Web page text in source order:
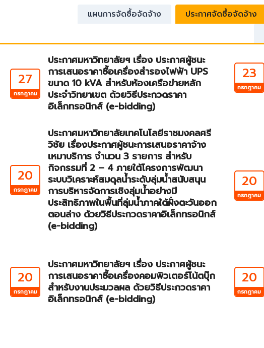
แผนการจัดซื้อจัดจ้าง ประกาศจัดซื้อจัดจ้าง
27
กรกฎาคม
ประกาศมหาวิทยาลัยฯ เรื่อง ประกาศผู้ชนะ
การเสนอราคาซื้อเครื่องสำรองไฟฟ้า UPS
ขนาด 10 kVA สำหรับห้องเครือข่ายหลัก
ประจำวิทยาเขต ด้วยวิธีประกวดราคา
อิเล็กทรอนิกส์ (e-bidding)
23
กรกฎาคม
20
กรกฎาคม
ประกาศมหาวิทยาลัยเทคโนโลยีราชมงคลศรี
วิชัย เรื่องประกาศผู้ชนะการเสนอราคาจ้าง
เหมาบริการ จำนวน 3 รายการ สำหรับ
กิจกรรมที่ 2 – 4 ภายใต้โครงการพัฒนา
ระบบวิเคราะห์สมดุลน้ำระดับลุ่มน้ำสนับสนุน
การบริหารจัดการเชิงลุ่มน้ำอย่างมี
ประสิทธิภาพในพื้นที่ลุ่มน้ำภาคใต้ฝั่งตะวันออก
ตอนล่าง ด้วยวิธีประกวดราคาอิเล็กทรอนิกส์
(e-bidding)
20
กรกฎาคม
20
กรกฎาคม
ประกาศมหาวิทยาลัยฯ เรื่อง ประกาศผู้ชนะ
การเสนอราคาซื้อเครื่องคอมพิวเตอร์โน้ตบุ๊ก
สำหรับงานประมวลผล ด้วยวิธีประกวดราคา
อิเล็กทรอนิกส์ (e-bidding)
20
กรกฎาคม